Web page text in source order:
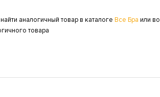
аналогичный товар в каталоге Все Бра или
товара